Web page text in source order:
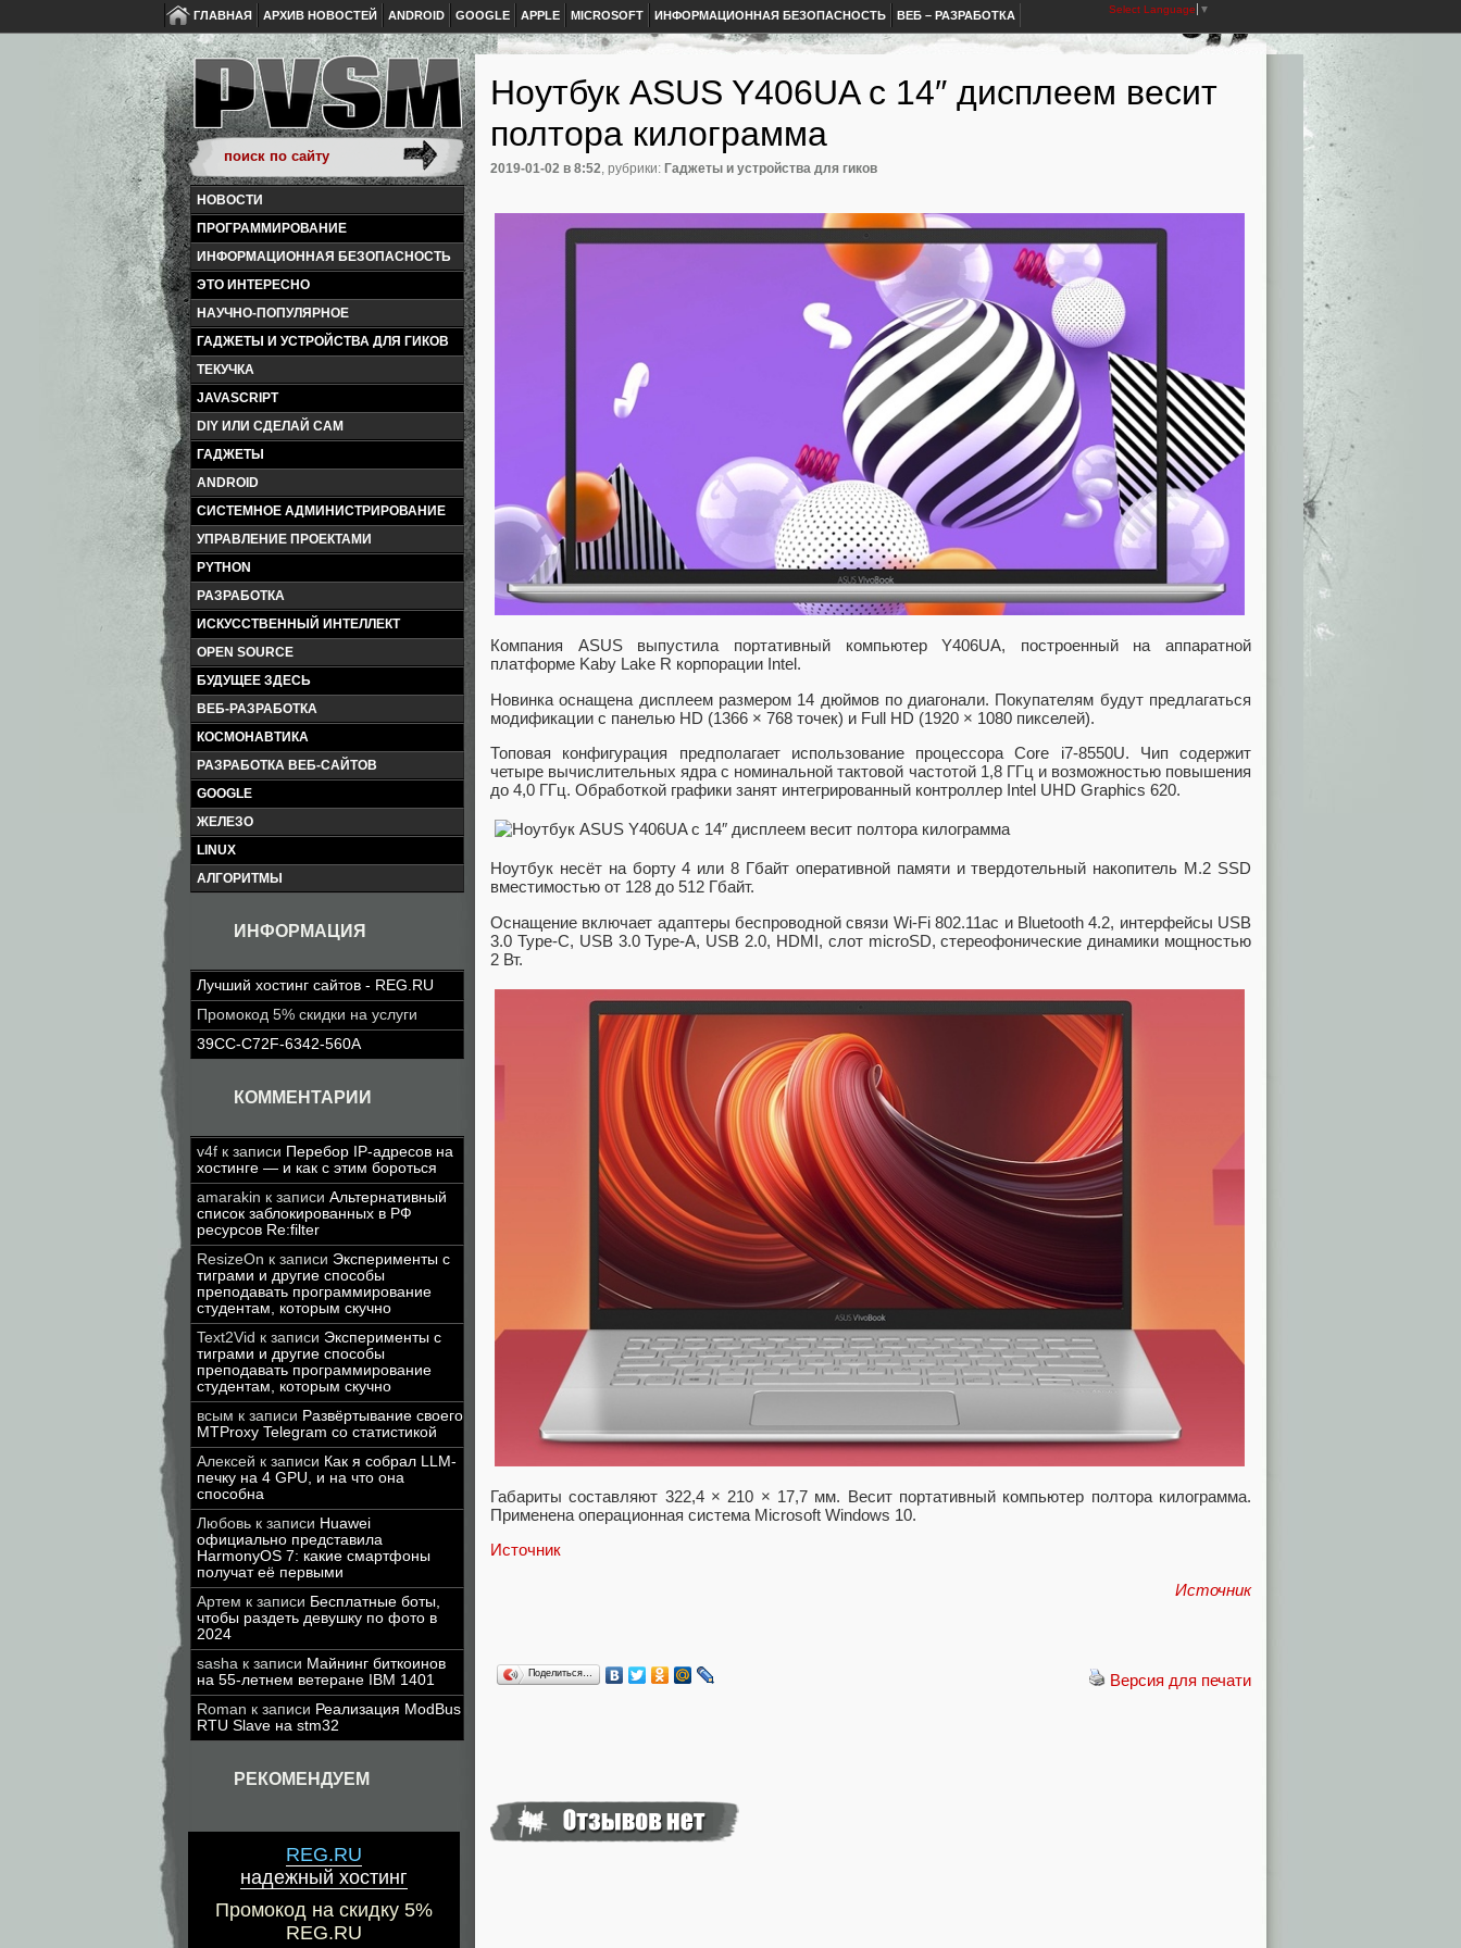
ГЛАВНАЯ АРХИВ НОВОСТЕЙ ANDROID GOOGLE APPLE MICROSOFT ИНФОРМАЦИОННАЯ БЕЗОПАСНОСТЬ ВЕБ – РАЗРАБОТКА Select Language ▼
НОВОСТИ
ПРОГРАММИРОВАНИЕ
ИНФОРМАЦИОННАЯ БЕЗОПАСНОСТЬ
ЭТО ИНТЕРЕСНО
НАУЧНО-ПОПУЛЯРНОЕ
ГАДЖЕТЫ И УСТРОЙСТВА ДЛЯ ГИКОВ
ТЕКУЧКА
JAVASCRIPT
DIY ИЛИ СДЕЛАЙ САМ
ГАДЖЕТЫ
ANDROID
СИСТЕМНОЕ АДМИНИСТРИРОВАНИЕ
УПРАВЛЕНИЕ ПРОЕКТАМИ
PYTHON
РАЗРАБОТКА
ИСКУССТВЕННЫЙ ИНТЕЛЛЕКТ
OPEN SOURCE
БУДУЩЕЕ ЗДЕСЬ
ВЕБ-РАЗРАБОТКА
КОСМОНАВТИКА
РАЗРАБОТКА ВЕБ-САЙТОВ
GOOGLE
ЖЕЛЕЗО
LINUX
АЛГОРИТМЫ
ИНФОРМАЦИЯ
Лучший хостинг сайтов - REG.RU
Промокод 5% скидки на услуги
39CC-C72F-6342-560A
КОММЕНТАРИИ
v4f к записи Перебор IP-адресов на
хостинге — и как с этим бороться
amarakin к записи Альтернативный
список заблокированных в РФ
ресурсов Re:filter
ResizeOn к записи Эксперименты с
тиграми и другие способы
преподавать программирование
студентам, которым скучно
Text2Vid к записи Эксперименты с
тиграми и другие способы
преподавать программирование
студентам, которым скучно
всым к записи Развёртывание своего
MTProxy Telegram со статистикой
Алексей к записи Как я собрал LLM-
печку на 4 GPU, и на что она
способна
Любовь к записи Huawei
официально представила
HarmonyOS 7: какие смартфоны
получат её первыми
Артем к записи Бесплатные боты,
чтобы раздеть девушку по фото в
2024
sasha к записи Майнинг биткоинов
на 55-летнем ветеране IBM 1401
Roman к записи Реализация ModBus
RTU Slave на stm32
РЕКОМЕНДУЕМ
REG.RU
надежный хостинг
Промокод на скидку 5%
REG.RU
Ноутбук ASUS Y406UA с 14″ дисплеем весит
полтора килограмма
2019-01-02 в 8:52, рубрики: Гаджеты и устройства для гиков
Компания ASUS выпустила портативный компьютер Y406UA, построенный на аппаратной
платформе Kaby Lake R корпорации Intel.
Новинка оснащена дисплеем размером 14 дюймов по диагонали. Покупателям будут предлагаться
модификации с панелью HD (1366 × 768 точек) и Full HD (1920 × 1080 пикселей).
Топовая конфигурация предполагает использование процессора Core i7-8550U. Чип содержит
четыре вычислительных ядра с номинальной тактовой частотой 1,8 ГГц и возможностью повышения
до 4,0 ГГц. Обработкой графики занят интегрированный контроллер Intel UHD Graphics 620.
Ноутбук несёт на борту 4 или 8 Гбайт оперативной памяти и твердотельный накопитель M.2 SSD
вместимостью от 128 до 512 Гбайт.
Оснащение включает адаптеры беспроводной связи Wi-Fi 802.11ac и Bluetooth 4.2, интерфейсы USB
3.0 Type-C, USB 3.0 Type-А, USB 2.0, HDMI, слот microSD, стереофонические динамики мощностью
2 Вт.
Габариты составляют 322,4 × 210 × 17,7 мм. Весит портативный компьютер полтора килограмма.
Применена операционная система Microsoft Windows 10.
Источник
Источник
Версия для печати
Поделиться…